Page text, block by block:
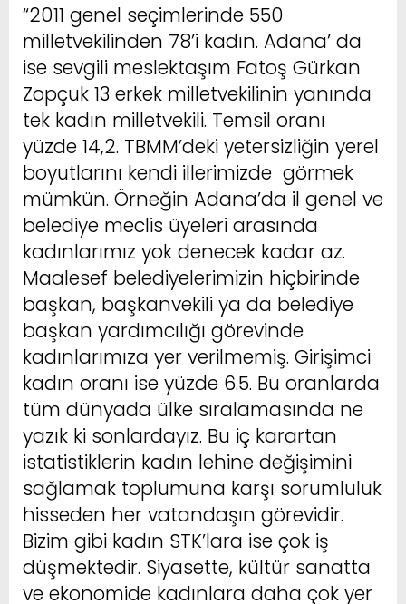
“2011 genel seçimlerinde 550
milletvekilinden 78’i kadın. Adana’ da
ise sevgili meslektaşım Fatoş Gürkan
Zopçuk 13 erkek milletvekilinin yanında
tek kadın milletvekili. Temsil oranı
yüzde 14,2. TBMM’deki yetersizliğin yerel
boyutlarını kendi illerimizde görmek
mümkün. Örneğin Adana’da il genel ve
belediye meclis üyeleri arasında
kadınlarımız yok denecek kadar az.
Maalesef belediyelerimizin hiçbirinde
başkan, başkanvekili ya da belediye
başkan yardımcılığı görevinde
kadınlarımıza yer verilmemiş. Girişimci
kadın oranı ise yüzde 6.5. Bu oranlarda
tüm dünyada ülke sıralamasında ne
yazık ki sonlardayız. Bu iç karartan
istatistiklerin kadın lehine değişimini
sağlamak toplumuna karşı sorumluluk
hisseden her vatandaşın görevidir.
Bizim gibi kadın STK’lara ise çok iş
düşmektedir. Siyasette, kültür sanatta
ve ekonomide kadınlara daha çok yer